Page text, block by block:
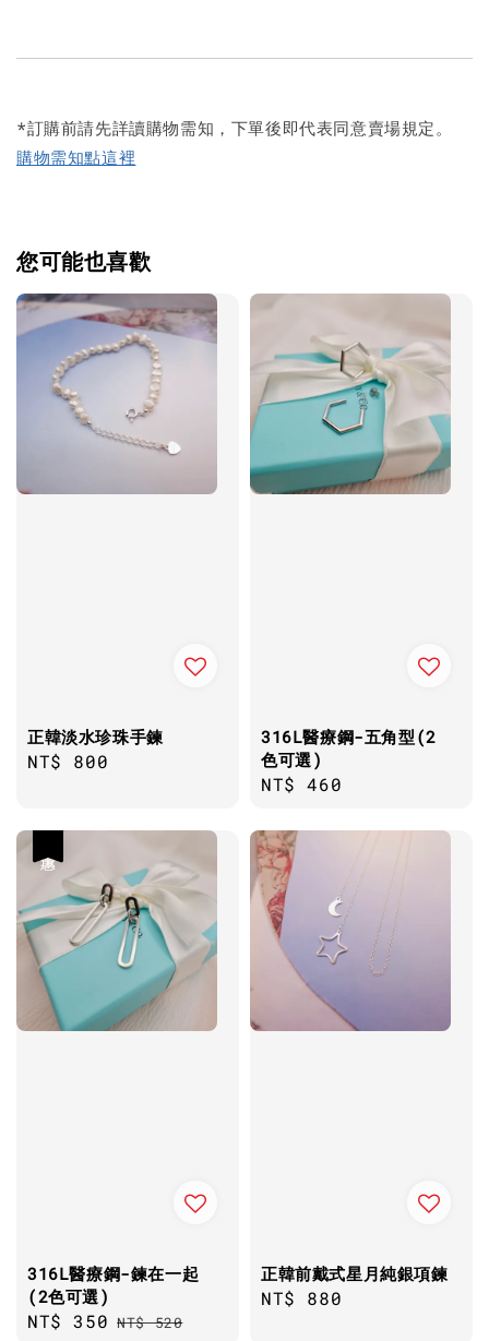
*訂購前請先詳讀購物需知，下單後即代表同意賣場規定。
購物需知點這裡
您可能也喜歡
正韓淡水珍珠手鍊
Regular
NT$ 800
316L醫療鋼-五角型(2
色可選)
Regular
NT$ 460
316L醫療鋼-鍊在一起
(2色可選)
Sale
NT$ 350 Regular
NT$ 520
正韓前戴式星月純銀項鍊
Regular
NT$ 880